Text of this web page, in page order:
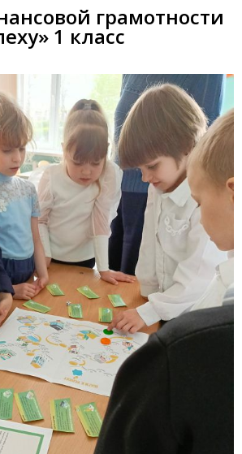
грамотности
1 класс